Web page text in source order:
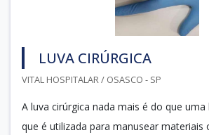
LUVA CIRÚRGICA
VITAL HOSPITALAR / OSASCO - SP
A luva cirúrgica nada mais é do que uma
que é utilizada para manusear materiais